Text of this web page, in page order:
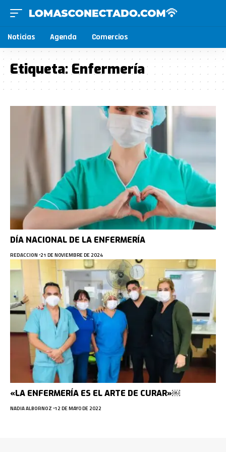
Noticias Agenda Comercios
Etiqueta:Enfermería
DÍA NACIONAL DE LA ENFERMERÍA
REDACCION 21 DE NOVIEMBRE DE 2024
«LA ENFERMERÍA ES EL ARTE DE CURAR»￼
NADIA ALBORNOZ 12 DE MAYO DE 2022